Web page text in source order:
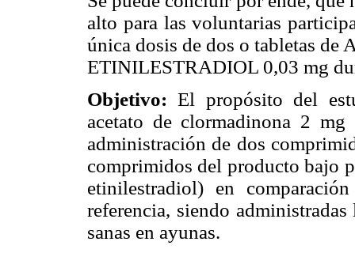
alto para las voluntarias
única dosis de dos o tabletas
ETINILESTRADIOL 0,03 mg
Objetivo: El propósito del
acetato de clormadinona 2
administración de dos
comprimidos del producto bajo
etinilestradiol) en
referencia, siendo
sanas en ayunas.